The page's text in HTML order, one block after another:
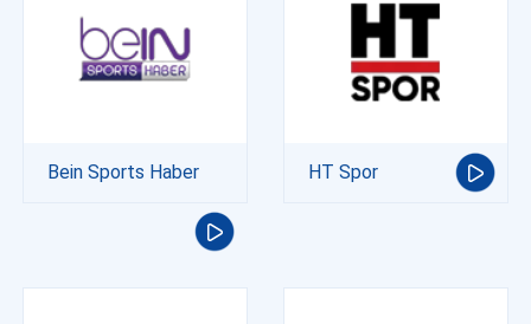
Bein Sports Haber HT Spor